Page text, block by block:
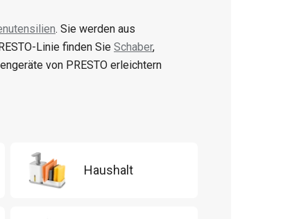
. Sie werden aus
Linie finden Sie Schaber,
von PRESTO erleichtern
Haushalt